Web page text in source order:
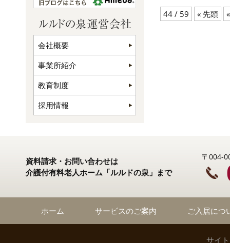
44 / 59 « 先頭 «
会社概要
事業所紹介
教育制度
採用情報
資料請求・お問い合わせは
介護付有料老人ホーム「ルルドの泉」まで
〒004-
ホーム サービスのご案内 ご入居につ
サイ